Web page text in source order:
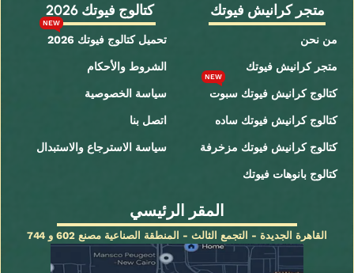
متجر كرانيش فيوتك
من نحن
متجر كرانيش فيوتك
كتالوج كرانيش فيوتك سبوت
NEW
كتالوج كرانيش فيوتك ساده
كتالوج كرانيش فيوتك مزخرفة
كتالوج بانوهات فيوتك
كتالوج فيوتك 2026
تحميل كتالوج فيوتك 2026
NEW
الشروط والأحكام
سياسة الخصوصية
اتصل بنا
سياسة الاسترجاع والاستبدال
المقر الرئيسي
القاهرة الجديدة - التجمع الثالث - المنطقة الصناعية مصنع 602 و 744